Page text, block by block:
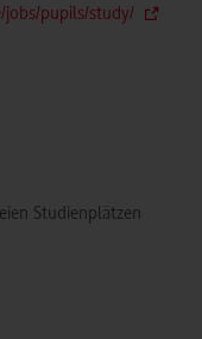
jobs/pupils/study/
Studienplätzen